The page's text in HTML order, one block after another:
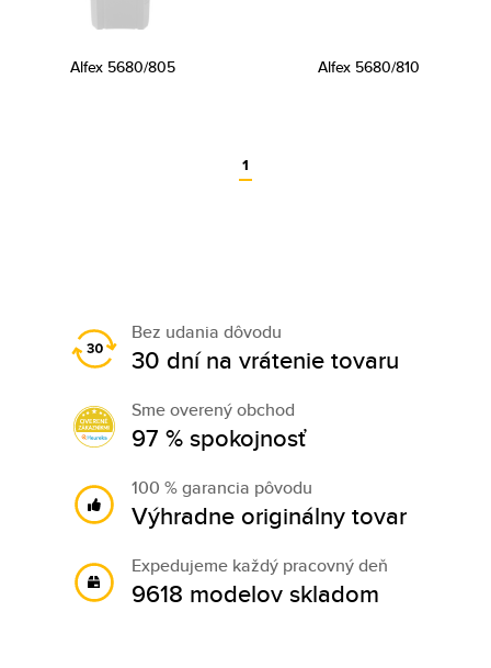
Alfex 5680/805 Alfex 5680/810
1
Bez udania dôvodu
30 dní na vrátenie tovaru
Sme overený obchod
97 % spokojnosť
100 % garancia pôvodu
Výhradne originálny tovar
Expedujeme každý pracovný deň
9618 modelov skladom